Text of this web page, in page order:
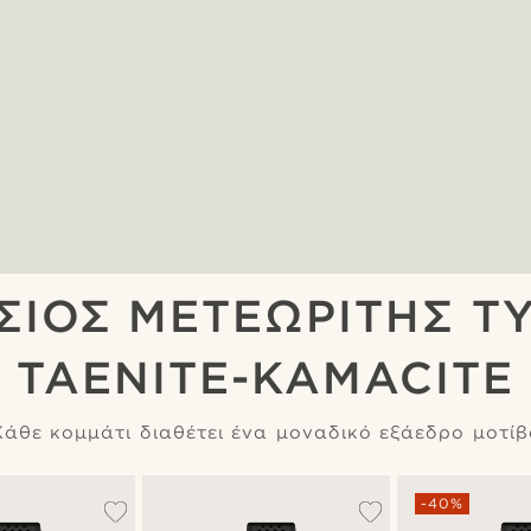
ΜΕΤΕΩΡΙΤΗΣ
TAENITE-KAMACITE
κομμάτι διαθέτει ένα μοναδικό εξάεδρο
-40%